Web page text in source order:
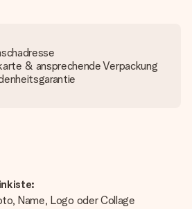
& ansprechende Verpackung
Name, Logo oder Collage